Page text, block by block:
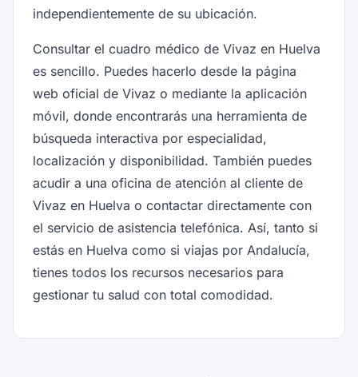
independientemente de su ubicación.
Consultar el cuadro médico de Vivaz en Huelva
es sencillo. Puedes hacerlo desde la página
web oficial de Vivaz o mediante la aplicación
móvil, donde encontrarás una herramienta de
búsqueda interactiva por especialidad,
localización y disponibilidad. También puedes
acudir a una oficina de atención al cliente de
Vivaz en Huelva o contactar directamente con
el servicio de asistencia telefónica. Así, tanto si
estás en Huelva como si viajas por Andalucía,
tienes todos los recursos necesarios para
gestionar tu salud con total comodidad.